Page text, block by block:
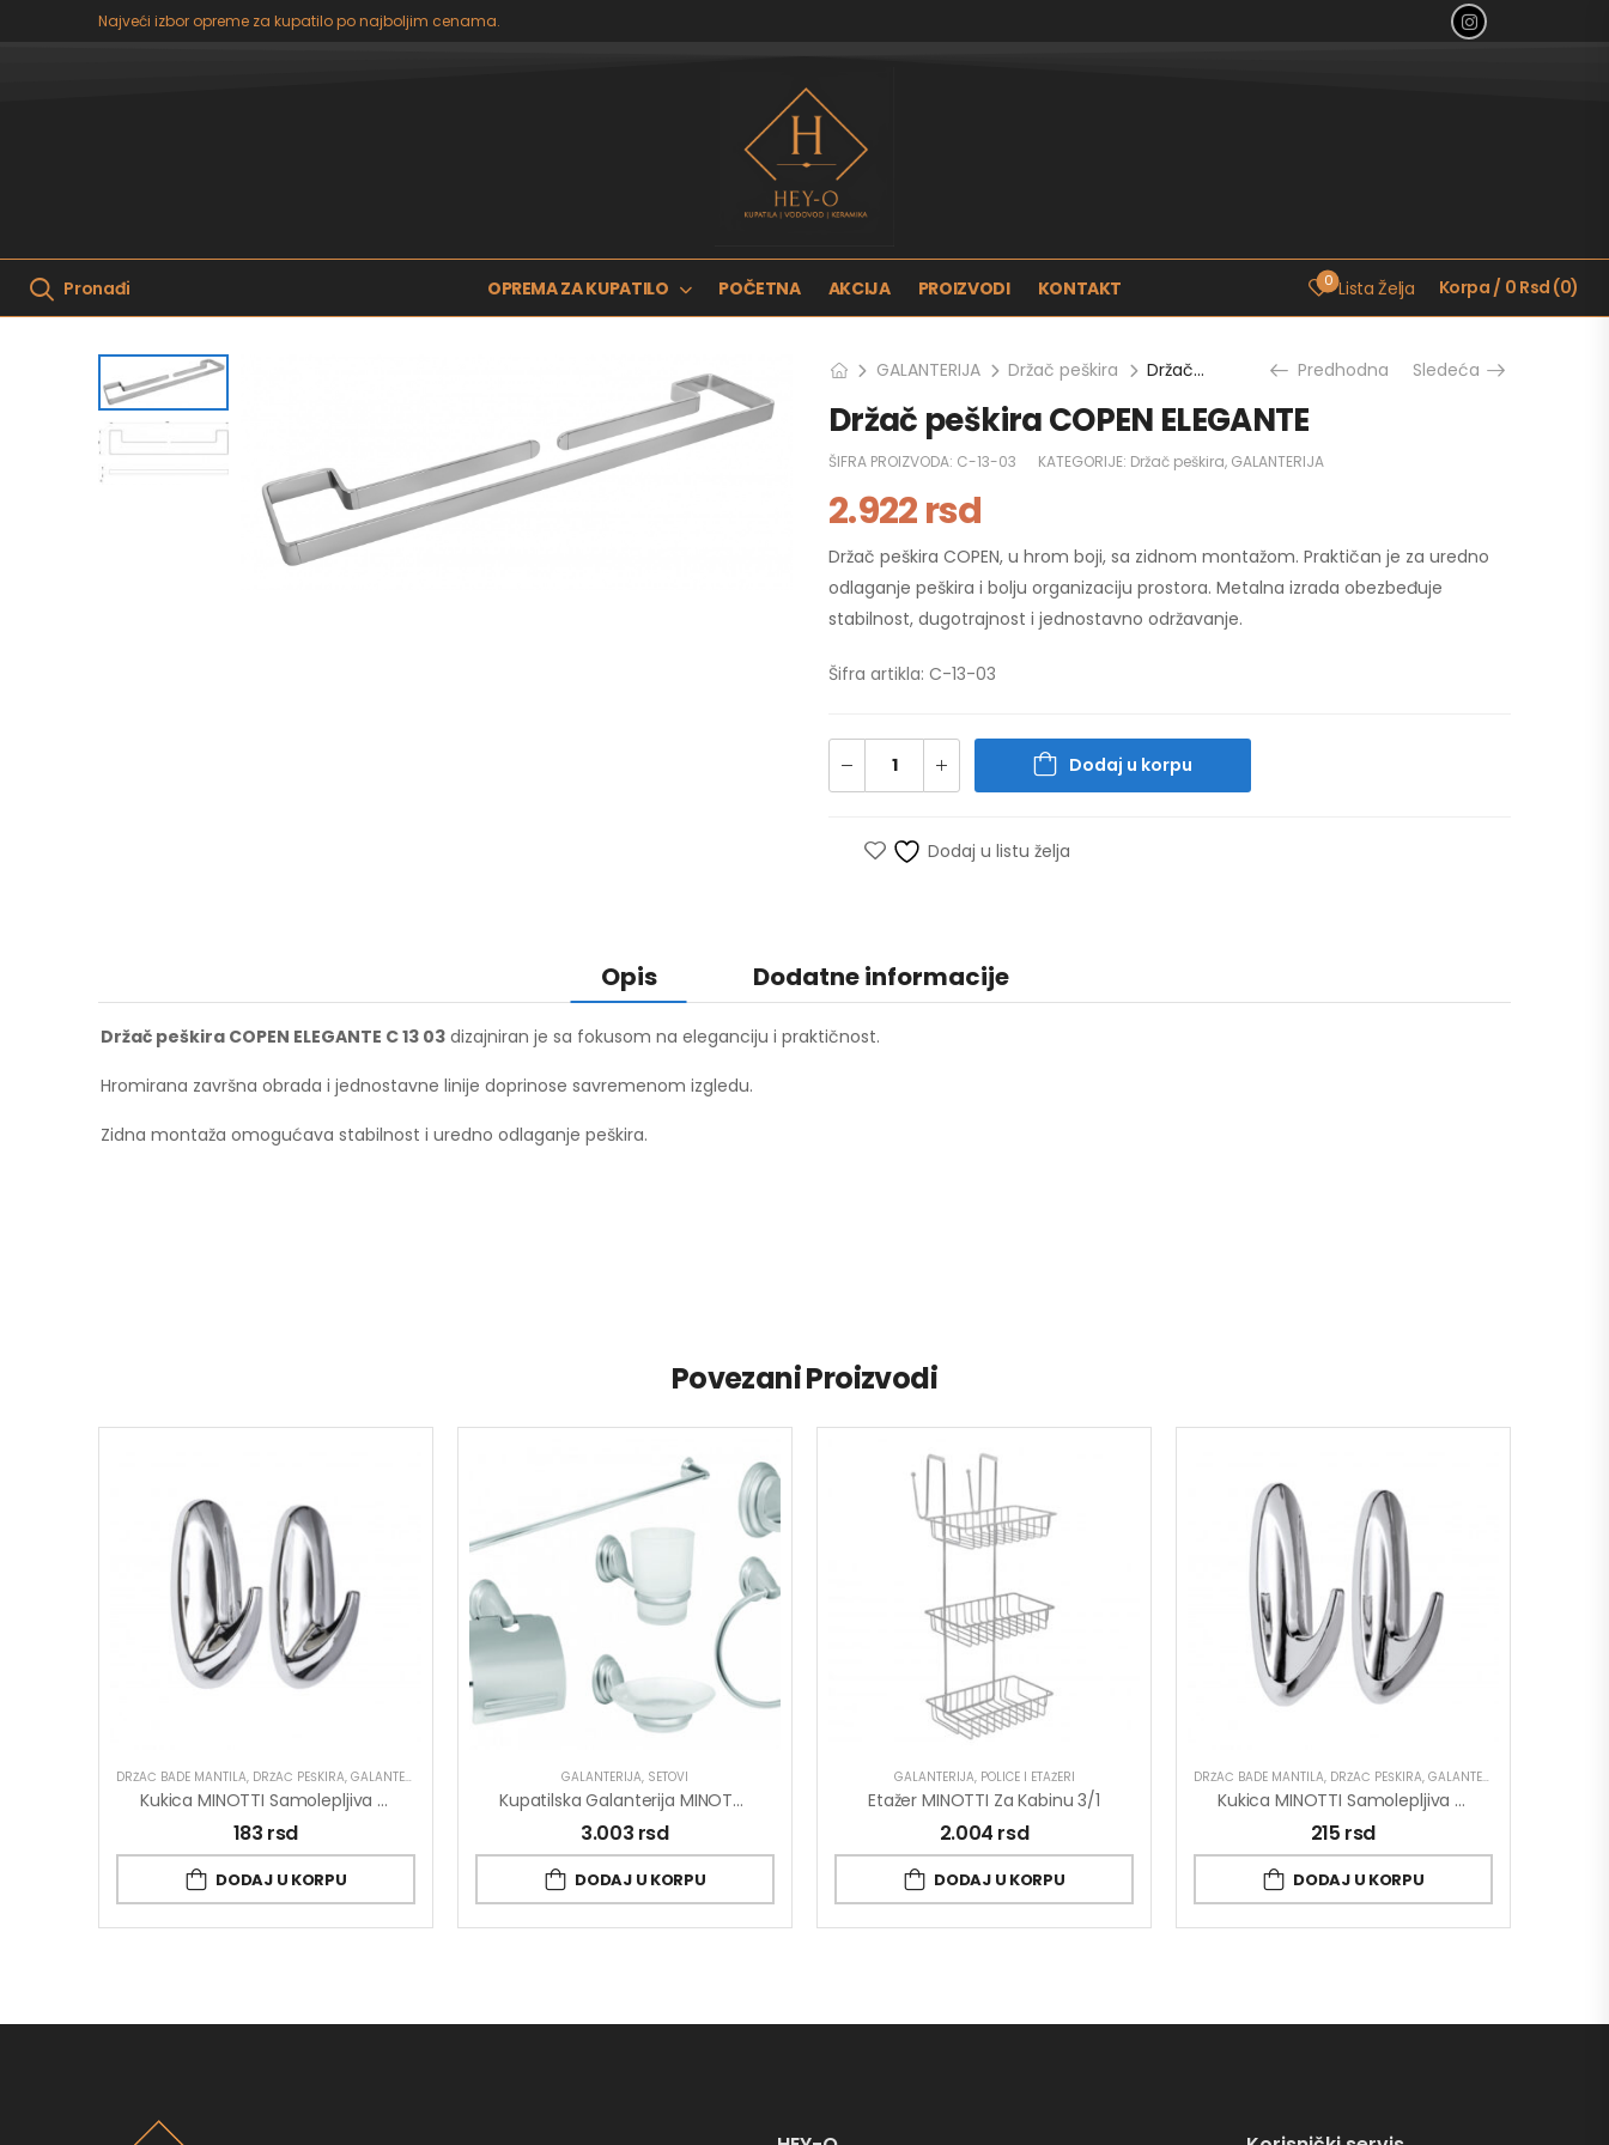
Najveći izbor opreme za kupatilo po najboljim cenama.
Pronađi OPREMA ZA KUPATILO POČETNA AKCIJA PROIZVODI KONTAKT 0 Lista Želja Korpa / 0 Rsd (0)
GALANTERIJA Držač peškira Držač peškira COPEN ELEGANTE Predhodna Sledeća
Držač peškira COPEN ELEGANTE
ŠIFRA PROIZVODA: C-13-03 KATEGORIJE: Držač peškira, GALANTERIJA
2.922rsd
Držač peškira COPEN, u hrom boji, sa zidnom montažom. Praktičan je za uredno
odlaganje peškira i bolju organizaciju prostora. Metalna izrada obezbeđuje
stabilnost, dugotrajnost i jednostavno održavanje.
Šifra artikla: C-13-03
Dodaj u korpu
Dodaj u listu želja
Opis Dodatne informacije
Držač peškira COPEN ELEGANTE C 13 03 dizajniran je sa fokusom na eleganciju i praktičnost.
Hromirana završna obrada i jednostavne linije doprinose savremenom izgledu.
Zidna montaža omogućava stabilnost i uredno odlaganje peškira.
Povezani Proizvodi
DRŽAČ BADE MANTILA, DRŽAČ PEŠKIRA, GALANTERIJA
Kukica MINOTTI Samolepljiva 25×55 Ovalna Hrom ABS 1kg Nosivost
183 rsd
DODAJ U KORPU
GALANTERIJA, SETOVI
Kupatilska Galanterija MINOTTI Set 6/1
3.003 rsd
DODAJ U KORPU
GALANTERIJA, POLICE I ETAŽERI
Etažer MINOTTI Za Kabinu 3/1
2.004 rsd
DODAJ U KORPU
DRŽAČ BADE MANTILA, DRŽAČ PEŠKIRA, GALANTERIJA
Kukica MINOTTI Samolepljiva 30×80 Ovalna Hrom ABS 1,5kg Nosivost
215 rsd
DODAJ U KORPU